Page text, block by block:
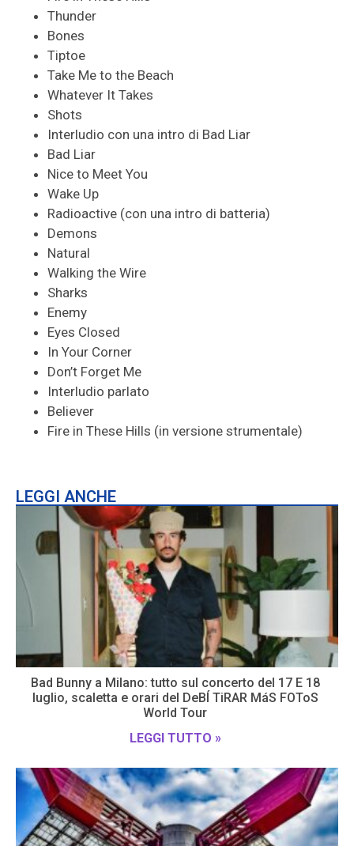
Thunder
Bones
Tiptoe
Take Me to the Beach
Whatever It Takes
Shots
Interludio con una intro di Bad Liar
Bad Liar
Nice to Meet You
Wake Up
Radioactive (con una intro di batteria)
Demons
Natural
Walking the Wire
Sharks
Enemy
Eyes Closed
In Your Corner
Don’t Forget Me
Interludio parlato
Believer
Fire in These Hills (in versione strumentale)
LEGGI ANCHE
Bad Bunny a Milano: tutto sul concerto del 17 E 18
luglio, scaletta e orari del DeBÍ TiRAR MáS FOToS
World Tour
LEGGI TUTTO »